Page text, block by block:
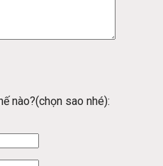
nào?(chọn sao nhé):